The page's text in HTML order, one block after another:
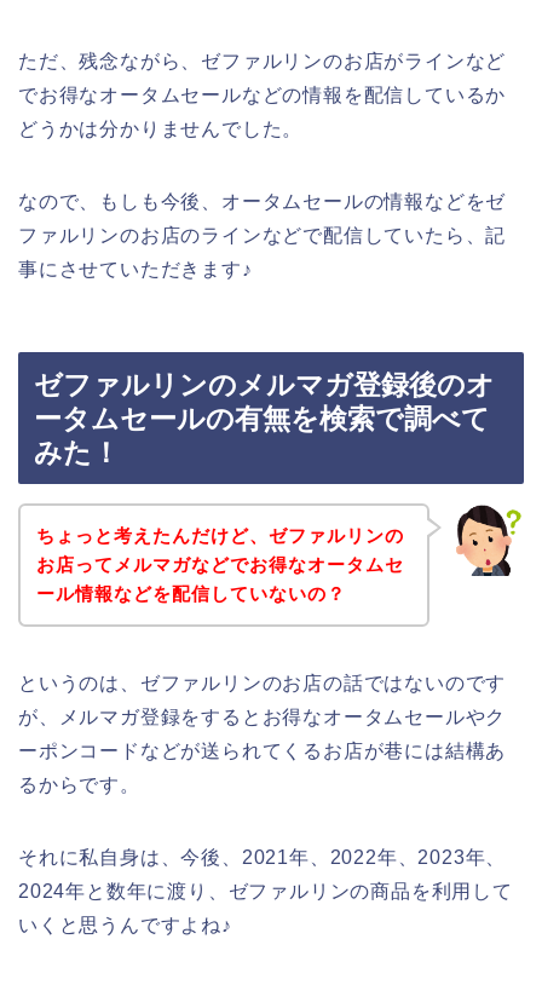
ただ、残念ながら、ゼファルリンのお店がラインなど
でお得なオータムセールなどの情報を配信しているか
どうかは分かりませんでした。
なので、もしも今後、オータムセールの情報などをゼ
ファルリンのお店のラインなどで配信していたら、記
事にさせていただきます♪
ゼファルリンのメルマガ登録後のオ
ータムセールの有無を検索で調べて
みた！
ちょっと考えたんだけど、ゼファルリンの
お店ってメルマガなどでお得なオータムセ
ール情報などを配信していないの？
というのは、ゼファルリンのお店の話ではないのです
が、メルマガ登録をするとお得なオータムセールやク
ーポンコードなどが送られてくるお店が巷には結構あ
るからです。
それに私自身は、今後、2021年、2022年、2023年、
2024年と数年に渡り、ゼファルリンの商品を利用して
いくと思うんですよね♪